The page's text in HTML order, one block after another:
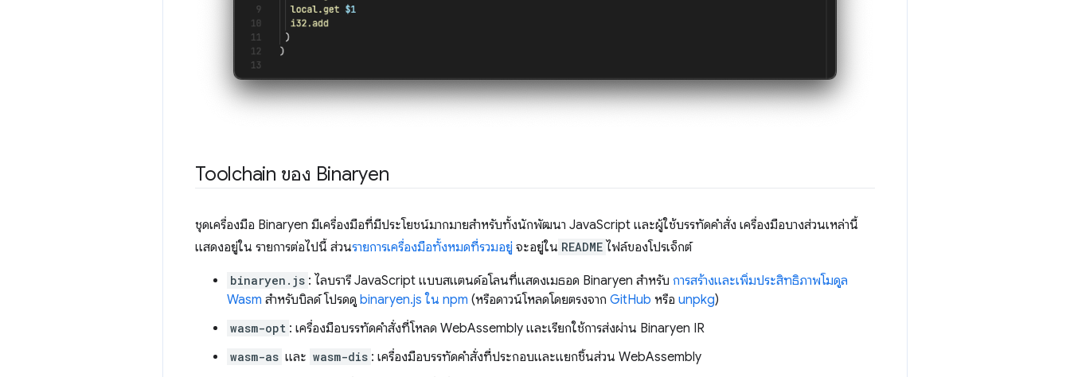
Toolchain ของ Binaryen
ชุดเครื่องมือ Binaryen มีเครื่องมือที่มีประโยชน์มากมายสำหรับทั้งนักพัฒนา JavaScript และผู้ใช้บรรทัดคำสั่ง เครื่องมือบางส่วนเหล่านี้
แสดงอยู่ใน รายการต่อไปนี้ ส่วนรายการเครื่องมือทั้งหมดที่รวมอยู่ จะอยู่ใน README ไฟล์ของโปรเจ็กต์
binaryen.js : ไลบรารี JavaScript แบบสแตนด์อโลนที่แสดงเมธอด Binaryen สำหรับ การสร้างและเพิ่มประสิทธิภาพโมดูล
Wasm สำหรับบิลด์ โปรดดู binaryen.js ใน npm (หรือดาวน์โหลดโดยตรงจาก GitHub หรือ unpkg)
wasm-opt : เครื่องมือบรรทัดคำสั่งที่โหลด WebAssembly และเรียกใช้การส่งผ่าน Binaryen IR
wasm-as และ wasm-dis : เครื่องมือบรรทัดคำสั่งที่ประกอบและแยกชิ้นส่วน WebAssembly